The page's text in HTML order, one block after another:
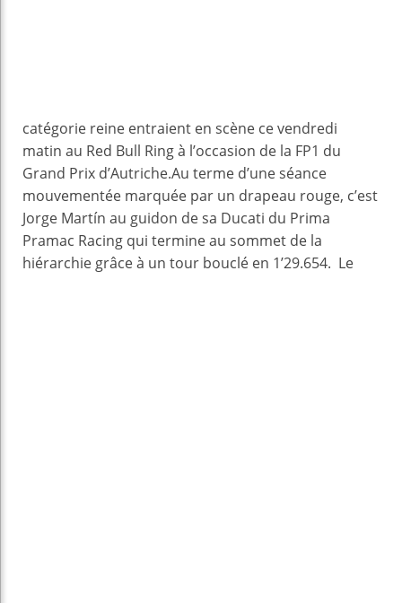
catégorie reine entraient en scène ce vendredi
matin au Red Bull Ring à l’occasion de la FP1 du
Grand Prix d’Autriche.Au terme d’une séance
mouvementée marquée par un drapeau rouge, c’est
Jorge Martín au guidon de sa Ducati du Prima
Pramac Racing qui termine au sommet de la
hiérarchie grâce à un tour bouclé en 1’29.654. Le